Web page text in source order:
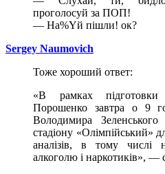
проголосуй за ПОП!
— На%Yй пішли! ок?
Sergey Naumovich
Тоже хороший ответ:
«В рамках
Порошенко завтра о 9
Володимира
стадіону «Олімпійський»
аналізів, в тому числі
алкоголю і наркотиків», —